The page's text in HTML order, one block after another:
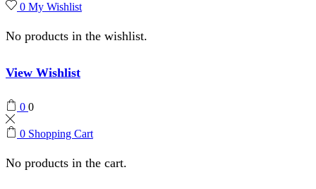
0 My Wishlist
No products in the wishlist.
View Wishlist
0 0
0 Shopping Cart
No products in the cart.